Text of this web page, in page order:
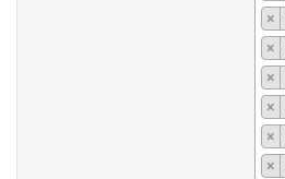
×
×
×
×
×
×